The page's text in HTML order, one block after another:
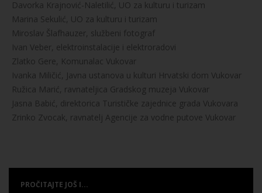
Davorka Krajnović-Naletilić, UO za kulturu i turizam
Marina Sekulić, UO za kulturu i turizam
Miroslav Šlafhauzer, službeni fotograf
Ivan Veber, elektroinstalacije i elektroradovi
Zlatko Gere, Komunalac Vukovar
Ivanka Miličić, Javna ustanova u kulturi Hrvatski dom Vukovar
Ružica Marić, ravnateljica Gradskog muzeja Vukovar
Jasna Babić, direktorica Turističke zajednice grada Vukovara
Zrinko Zvocak, ravnatelj Agencije za vodne putove Vukovar
PROČITAJTE JOŠ I...